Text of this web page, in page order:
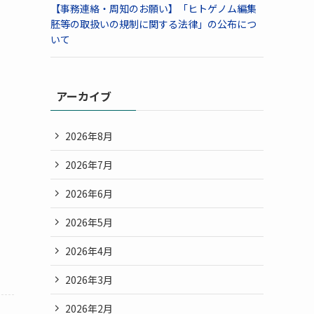
【事務連絡・周知のお願い】「ヒトゲノム編集
胚等の取扱いの規制に関する法律」の公布につ
いて
アーカイブ
2026年8月
2026年7月
2026年6月
2026年5月
2026年4月
2026年3月
2026年2月